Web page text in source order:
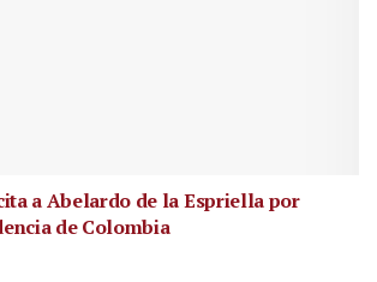
a Abelardo de la Espriella por
de Colombia